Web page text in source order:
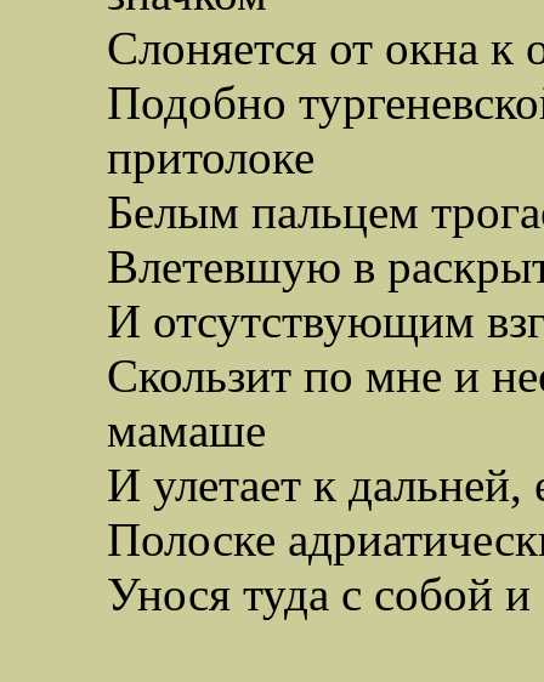
Слоняется от окна к
Подобно
притолоке
Белым пальцем
Влетевшую в
И отсутствующим
Скользит по мне и
мамаше
И улетает к
Полоске
Унося туда с собой